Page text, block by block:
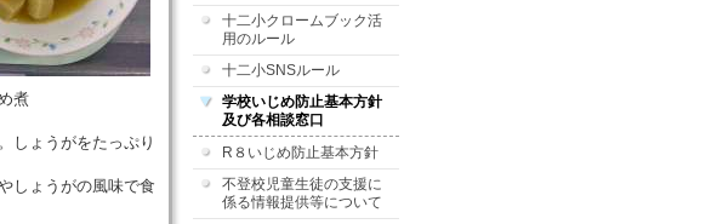
煮
しょうがをたっぷり
しょうがの風味で食
十二小クロームブック活
用のルール
十二小SNSルール
学校いじめ防止基本方針
及び各相談窓口
R８いじめ防止基本方針
不登校児童生徒の支援に
係る情報提供等について